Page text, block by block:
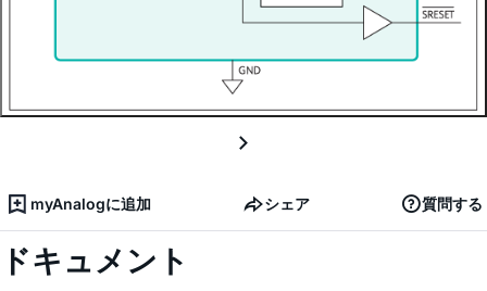
myAnalogに追加 シェア 質問する
ドキュメント